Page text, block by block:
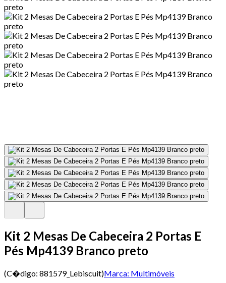
Kit 2 Mesas De Cabeceira 2 Portas E
Pés Mp4139 Branco preto
(C�digo: 881579_Lebiscuit)Marca: Multimóveis